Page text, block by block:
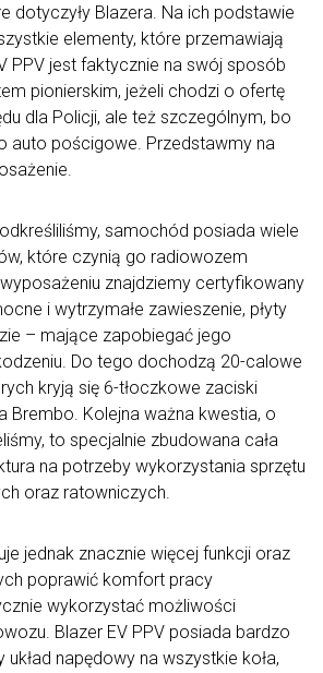
dotyczyły Blazera. Na ich podstawie
elementy, które przemawiają
PPV jest faktycznie na swój sposób
pionierskim, jeżeli chodzi o ofertę
dla Policji, ale też szczególnym, bo
auto pościgowe. Przedstawmy na
samochód posiada wiele
które czynią go radiowozem
znajdziemy certyfikowany
i wytrzymałe zawieszenie, płyty
– mające zapobiegać jego
Do tego dochodzą 20-calowe
kryją się 6-tłoczkowe zaciski
Brembo. Kolejna ważna kwestia, o
to specjalnie zbudowana cała
na potrzeby wykorzystania sprzętu
oraz ratowniczych.
jednak znacznie więcej funkcji oraz
poprawić komfort pracy
wykorzystać możliwości
Blazer EV PPV posiada bardzo
napędowy na wszystkie koła,